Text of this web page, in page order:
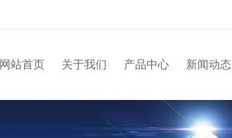
网站首页 关于我们 产品中心 新闻动态